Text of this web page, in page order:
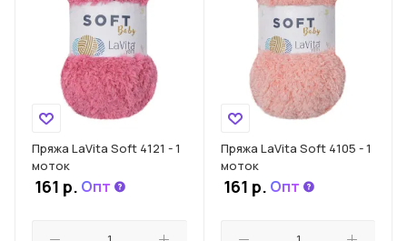
Пряжа LaVita Soft 4121 - 1
моток
161 р. Опт
Пряжа LaVita Soft 4105 - 1
моток
161 р. Опт